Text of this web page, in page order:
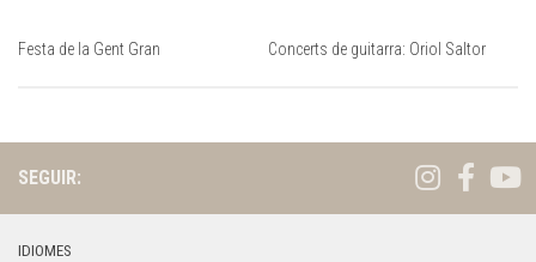
Festa de la Gent Gran Concerts de guitarra: Oriol Saltor
SEGUIR:
IDIOMES